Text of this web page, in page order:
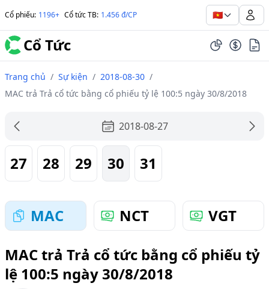
Cổ phiếu: 1196+ Cổ tức TB: 1.456 đ/CP 🇻🇳
Cổ Tức
Trang chủ / Sự kiện / 2018-08-30 /
MAC trả Trả cổ tức bằng cổ phiếu tỷ lệ 100:5 ngày 30/8/2018
2018-08-27
27 28 29 30 31
MAC NCT
VGT
MAC trả Trả cổ tức bằng cổ phiếu tỷ
lệ 100:5 ngày 30/8/2018